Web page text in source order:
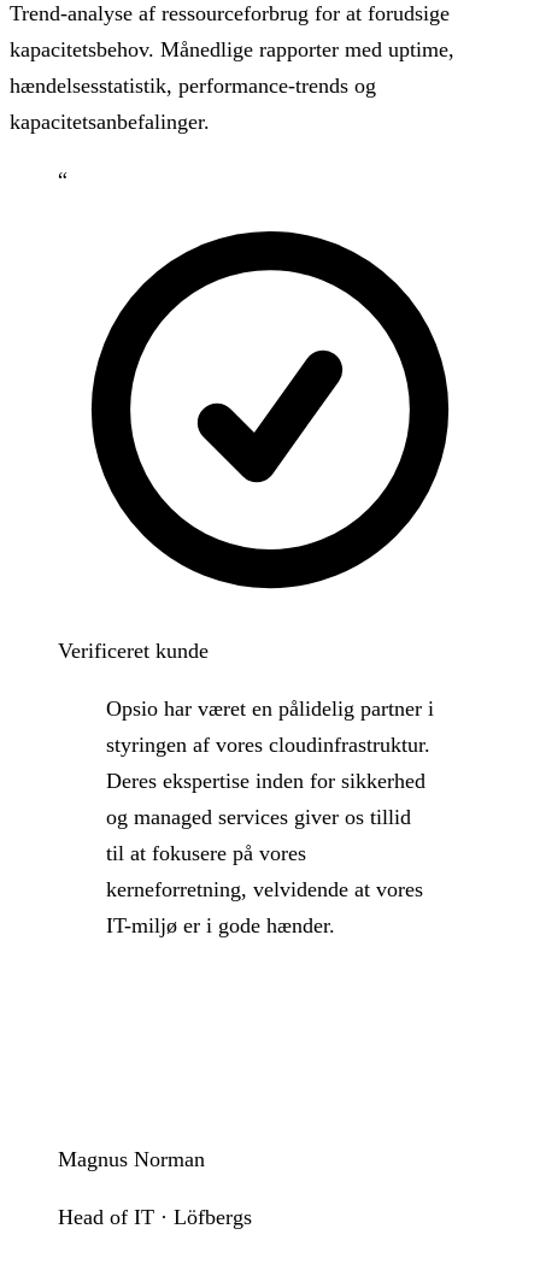
Trend-analyse af ressourceforbrug for at forudsige
kapacitetsbehov. Månedlige rapporter med uptime,
hændelsesstatistik, performance-trends og
kapacitetsanbefalinger.
“
Verificeret kunde
Opsio har været en pålidelig partner i
styringen af vores cloudinfrastruktur.
Deres ekspertise inden for sikkerhed
og managed services giver os tillid
til at fokusere på vores
kerneforretning, velvidende at vores
IT-miljø er i gode hænder.
Magnus Norman
Head of IT · Löfbergs